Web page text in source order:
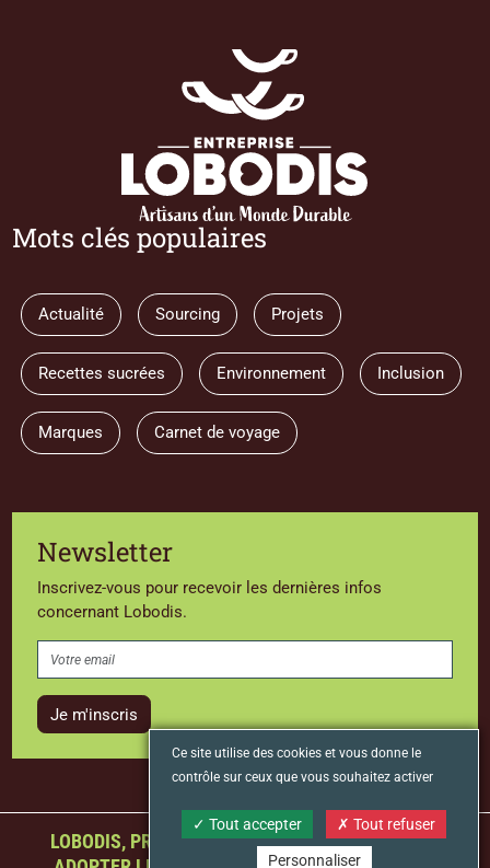
Mots clés populaires
Actualité Sourcing Projets
Recettes sucrées Environnement Inclusion
Marques Carnet de voyage
Newsletter
Inscrivez-vous pour recevoir les dernières infos
concernant Lobodis.
Je m'inscris
LOBODIS, PREMIER TORRÉFACTEUR FRANÇAIS À
Ce site utilise des cookies et vous donne le
contrôle sur ceux que vous souhaitez activer
Tout accepter Tout refuser
Personnaliser